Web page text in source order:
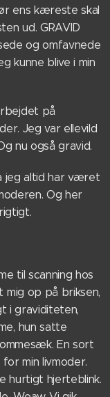
ens kæreste skal
ud. GRAVID
og omfavnede
kunne blive i min
på
Jeg var ellevild
nu også gravid.
jeg altid har været
Og her
til scanning hos
mig op på briksen,
i graviditeten,
hun satte
En sort
min livmoder.
hurtigt hjerteblink.